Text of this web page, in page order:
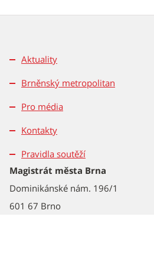
Aktuality
Brněnský metropolitan
Pro média
Kontakty
Pravidla soutěží
Magistrát města Brna
Dominikánské nám. 196/1
601 67 Brno